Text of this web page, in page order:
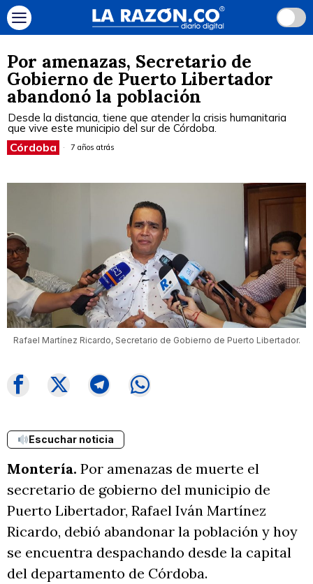
Por amenazas, Secretario de
Gobierno de Puerto Libertador
abandonó la población
Desde la distancia, tiene que atender la crisis humanitaria
que vive este municipio del sur de Córdoba.
Córdoba 7 años atrás
Rafael Martínez Ricardo, Secretario de Gobierno de Puerto Libertador.
Escuchar noticia
Montería. Por amenazas de muerte el
secretario de gobierno del municipio de
Puerto Libertador, Rafael Iván Martínez
Ricardo, debió abandonar la población y hoy
se encuentra despachando desde la capital
del departamento de Córdoba.